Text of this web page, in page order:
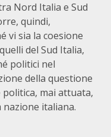
Nord Italia e Sud
quindi,
vi sia la coesione
del Sud Italia,
politici nel
della questione
politica, mai attuata,
italiana.